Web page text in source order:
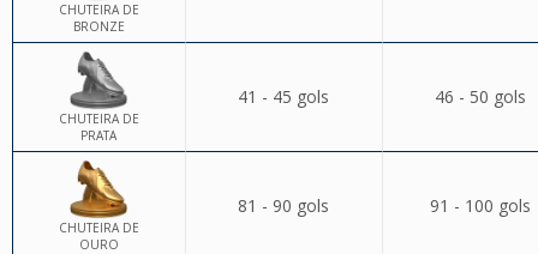
CHUTEIRA DE
BRONZE
CHUTEIRA DE
PRATA
41 - 45 gols 46 - 50 gols
CHUTEIRA DE
OURO
81 - 90 gols 91 - 100 gols